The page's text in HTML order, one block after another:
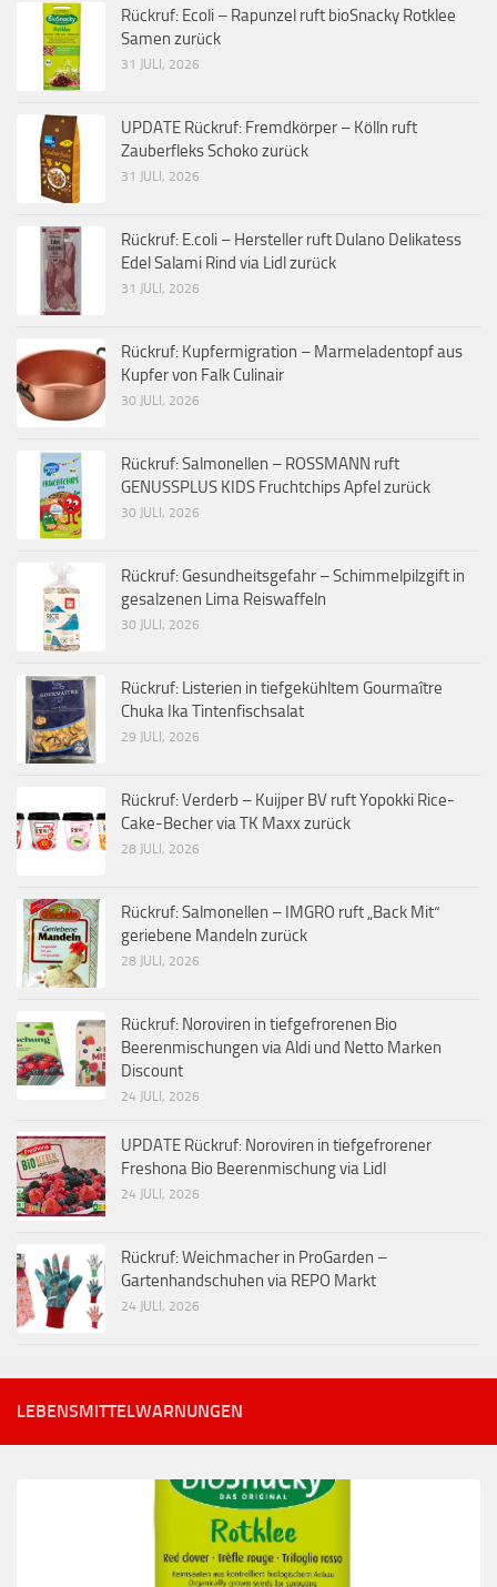
Rückruf: Ecoli – Rapunzel ruft bioSnacky Rotklee
Samen zurück
31 JULI, 2026
UPDATE Rückruf: Fremdkörper – Kölln ruft
Zauberfleks Schoko zurück
31 JULI, 2026
Rückruf: E.coli – Hersteller ruft Dulano Delikatess
Edel Salami Rind via Lidl zurück
31 JULI, 2026
Rückruf: Kupfermigration – Marmeladentopf aus
Kupfer von Falk Culinair
30 JULI, 2026
Rückruf: Salmonellen – ROSSMANN ruft
GENUSSPLUS KIDS Fruchtchips Apfel zurück
30 JULI, 2026
Rückruf: Gesundheitsgefahr – Schimmelpilzgift in
gesalzenen Lima Reiswaffeln
30 JULI, 2026
Rückruf: Listerien in tiefgekühltem Gourmaître
Chuka Ika Tintenfischsalat
29 JULI, 2026
Rückruf: Verderb – Kuijper BV ruft Yopokki Rice-
Cake-Becher via TK Maxx zurück
28 JULI, 2026
Rückruf: Salmonellen – IMGRO ruft „Back Mit“
geriebene Mandeln zurück
28 JULI, 2026
Rückruf: Noroviren in tiefgefrorenen Bio
Beerenmischungen via Aldi und Netto Marken
Discount
24 JULI, 2026
UPDATE Rückruf: Noroviren in tiefgefrorener
Freshona Bio Beerenmischung via Lidl
24 JULI, 2026
Rückruf: Weichmacher in ProGarden –
Gartenhandschuhen via REPO Markt
24 JULI, 2026
LEBENSMITTELWARNUNGEN